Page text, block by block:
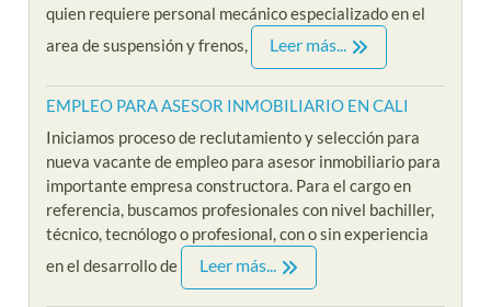
quien requiere personal mecánico especializado en el
area de suspensión y frenos,
Leer más...
EMPLEO PARA ASESOR INMOBILIARIO EN CALI
Iniciamos proceso de reclutamiento y selección para
nueva vacante de empleo para asesor inmobiliario para
importante empresa constructora. Para el cargo en
referencia, buscamos profesionales con nivel bachiller,
técnico, tecnólogo o profesional, con o sin experiencia
en el desarrollo de
Leer más...